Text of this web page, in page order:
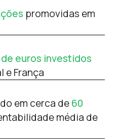
promovidas em
euros investidos
e França
em cerca de60
média de